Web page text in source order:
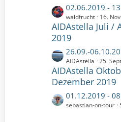
ä
g
e
t
e
B
e
i
t
r
ä
e
L
e
t
z
e
B
e
i
t
r
02.06.2019 -
waldfrucht 16.
AIDAstella Juli /
2019
L
e
t
z
e
26.09.-
AIDAstella 25.
AIDAstella
Dezember 2019
L
e
01.12.2019 -
sebastian-on-tour